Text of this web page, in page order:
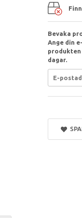
Bevaka
Ange din
produkten
dagar.